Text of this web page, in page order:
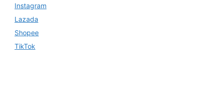
Instagram
Lazada
Shopee
TikTok